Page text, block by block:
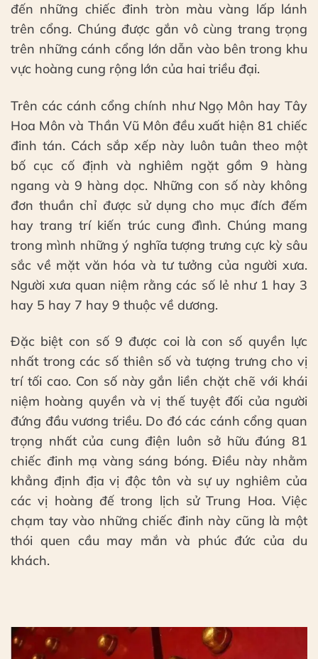
đến những chiếc đinh tròn màu vàng lấp lánh
trên cổng. Chúng được gắn vô cùng trang trọng
trên những cánh cổng lớn dẫn vào bên trong khu
vực hoàng cung rộng lớn của hai triều đại.
Trên các cánh cổng chính như Ngọ Môn hay Tây
Hoa Môn và Thần Vũ Môn đều xuất hiện 81 chiếc
đinh tán. Cách sắp xếp này luôn tuân theo một
bố cục cố định và nghiêm ngặt gồm 9 hàng
ngang và 9 hàng dọc. Những con số này không
đơn thuần chỉ được sử dụng cho mục đích đếm
hay trang trí kiến trúc cung đình. Chúng mang
trong mình những ý nghĩa tượng trưng cực kỳ sâu
sắc về mặt văn hóa và tư tưởng của người xưa.
Người xưa quan niệm rằng các số lẻ như 1 hay 3
hay 5 hay 7 hay 9 thuộc về dương.
Đặc biệt con số 9 được coi là con số quyền lực
nhất trong các số thiên số và tượng trưng cho vị
trí tối cao. Con số này gắn liền chặt chẽ với khái
niệm hoàng quyền và vị thế tuyệt đối của người
đứng đầu vương triều. Do đó các cánh cổng quan
trọng nhất của cung điện luôn sở hữu đúng 81
chiếc đinh mạ vàng sáng bóng. Điều này nhằm
khẳng định địa vị độc tôn và sự uy nghiêm của
các vị hoàng đế trong lịch sử Trung Hoa. Việc
chạm tay vào những chiếc đinh này cũng là một
thói quen cầu may mắn và phúc đức của du
khách.